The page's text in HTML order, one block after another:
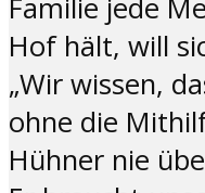
Familie jede
Hof hält, will
„Wir wissen,
ohne die
Hühner nie